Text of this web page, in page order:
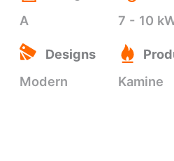
A
7 - 10
Designs
Modern
Kamine